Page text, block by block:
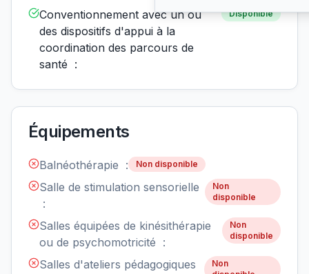
Conventionnement avec un ou
des dispositifs d'appui à la
coordination des parcours de
santé :
Disponible
Équipements
Balnéothérapie : Non disponible
Salle de stimulation sensorielle
:
Non
disponible
Salles équipées de kinésithérapie
ou de psychomotricité :
Non
disponible
Salles d'ateliers pédagogiques
Non